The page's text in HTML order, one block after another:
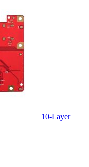
10-Layer